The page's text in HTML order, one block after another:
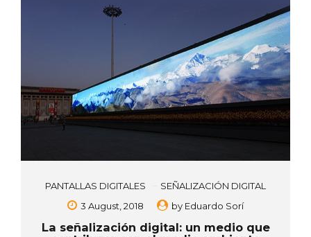
PANTALLAS DIGITALES
SEÑALIZACIÓN DIGITAL
3 August, 2018
by Eduardo Sorí
La señalización digital: un medio que